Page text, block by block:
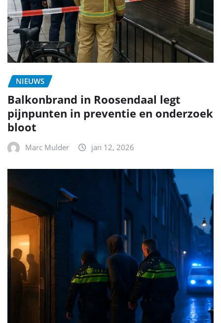
NIEUWS
Balkonbrand in Roosendaal legt
pijnpunten in preventie en onderzoek
bloot
Marc Mulder jan 12, 2026